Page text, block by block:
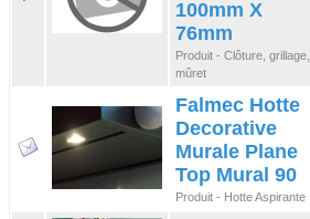
100mm X
76mm
Produit - Clôture, grillage,
mûret
Falmec Hotte
Decorative
Murale Plane
Top Mural 90
Produit - Hotte Aspirante